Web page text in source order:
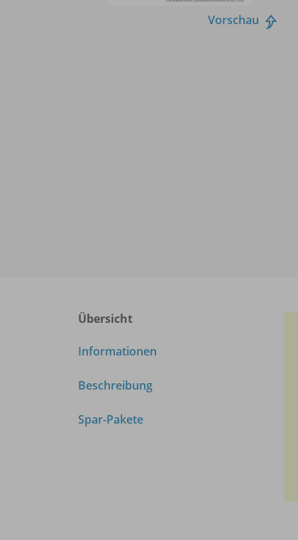
Vorschau
Übersicht
Informationen
Beschreibung
Spar-Pakete